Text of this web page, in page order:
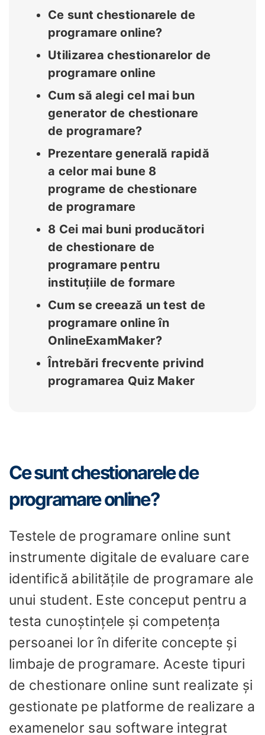
Ce sunt chestionarele de
programare online?
Utilizarea chestionarelor de
programare online
Cum să alegi cel mai bun
generator de chestionare
de programare?
Prezentare generală rapidă
a celor mai bune 8
programe de chestionare
de programare
8 Cei mai buni producători
de chestionare de
programare pentru
instituțiile de formare
Cum se creează un test de
programare online în
OnlineExamMaker?
Întrebări frecvente privind
programarea Quiz Maker
Ce sunt chestionarele de
programare online?
Testele de programare online sunt
instrumente digitale de evaluare care
identifică abilitățile de programare ale
unui student. Este conceput pentru a
testa cunoștințele și competența
persoanei lor în diferite concepte și
limbaje de programare. Aceste tipuri
de chestionare online sunt realizate și
gestionate pe platforme de realizare a
examenelor sau software integrat